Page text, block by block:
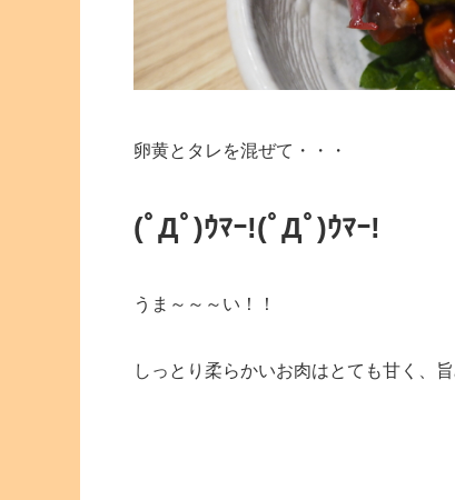
卵黄とタレを混ぜて・・・
(ﾟДﾟ)ｳﾏｰ!(ﾟДﾟ)ｳﾏｰ!
うま～～～い！！
しっとり柔らかいお肉はとても甘く、